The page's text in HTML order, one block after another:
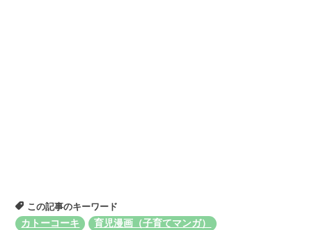
この記事のキーワード
カトーコーキ
育児漫画（子育てマンガ）